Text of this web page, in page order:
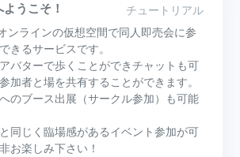
チュートリアル
うこそ！
ンラインの仮想空間で同人即売会に参
きるサービスです。
バターで歩くことができチャットも可
加者と場を共有することができます。
のブース出展（サークル参加）も可能
同じく臨場感があるイベント参加が可
お楽しみ下さい！